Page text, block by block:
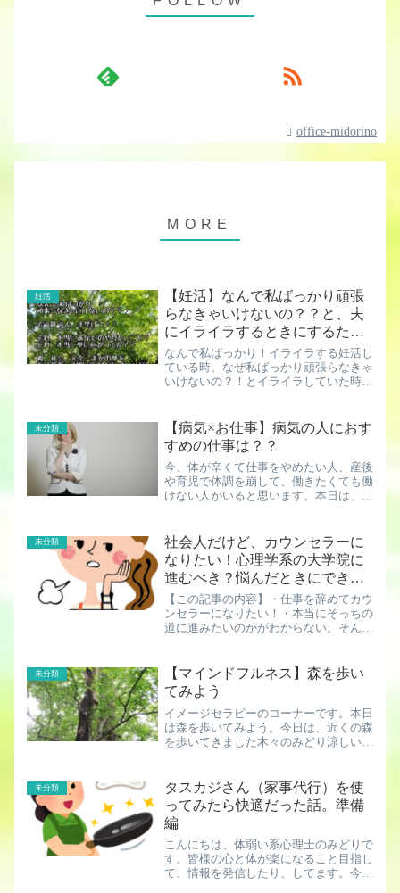
office-midorino
妊活
【妊活】なんで私ばっかり頑張
らなきゃいけないの？？と、夫
にイライラするときにするたっ
た一つのこと
なんで私ばっかり！イライラする妊活し
ている時、なぜ私ばっかり頑張らなきゃ
いけないの？！とイライラしていた時が
て欲しい。ここで今日は私ばかりとイラ
イラしている時の心の中につ...
未分類
【病気×お仕事】病気の人におす
すめの仕事は？？
今、体が辛くて仕事をやめたい人、産後
や育児で体調を崩して、働きたくても働
けない人がいると思います。本日は、そ
かについて考察したいと思います。断然
融通がきく仕事一番のおす...
未分類
社会人だけど、カウンセラーに
なりたい！心理学系の大学院に
進むべき？悩んだときにできる
こと
【この記事の内容】・仕事を辞めてカウ
ンセラーになりたい！・本当にそっちの
道に進みたいのかがわからない。そんな
たい 仕事を辞めてカウンセラーになり
たい…。現実的？？仕事を...
未分類
【マインドフルネス】森を歩い
てみよう
イメージセラピーのコーナーです。本日
は森を歩いてみよう。今日は、近くの森
を歩いてきました木々のみどり涼しい風
ょう空気を感じましょう。森を自分にな
じませましょう。 心を静...
未分類
タスカジさん（家事代行）を使
ってみたら快適だった話。準備
編
こんにちは、体弱い系心理士のみどりで
す。皆様の心と体が楽になること目指し
て、情報を発信したり、してます。今回